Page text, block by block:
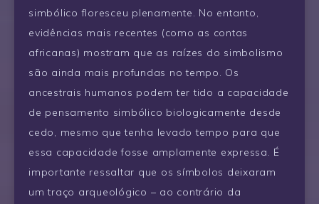
simbólico floresceu plenamente. No entanto,
evidências mais recentes (como as contas
africanas) mostram que as raízes do simbolismo
são ainda mais profundas no tempo. Os
ancestrais humanos podem ter tido a capacidade
de pensamento simbólico biologicamente desde
cedo, mesmo que tenha levado tempo para que
essa capacidade fosse amplamente expressa. É
importante ressaltar que os símbolos deixaram
um traço arqueológico – ao contrário da